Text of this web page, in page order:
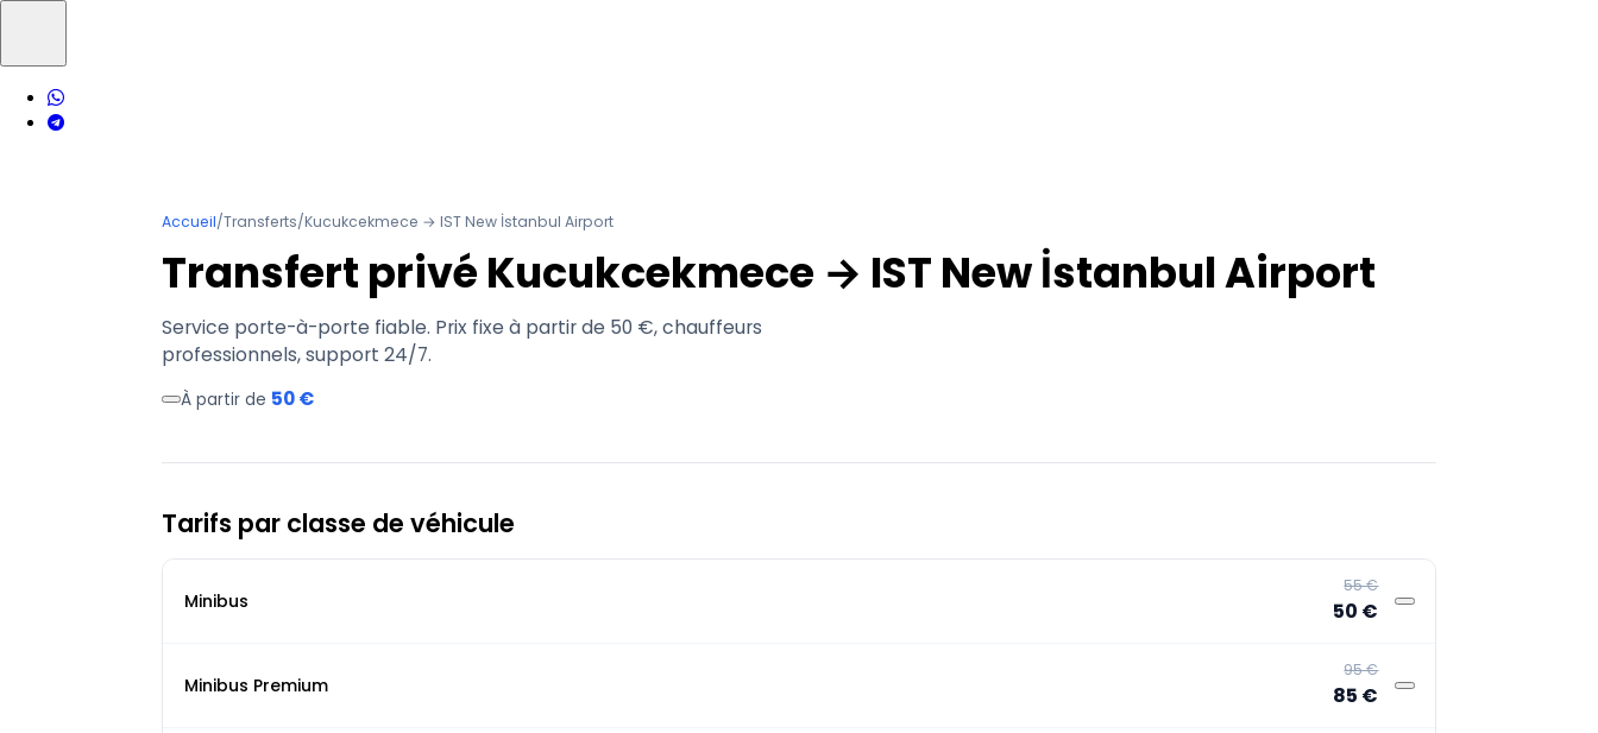
Accueil/Transferts/Kucukcekmece → IST New İstanbul Airport
Transfert privé Kucukcekmece → IST New İstanbul Airport
Service porte-à-porte fiable. Prix fixe à partir de 50 €, chauffeurs
professionnels, support 24/7.
À partir de 50 €
Tarifs par classe de véhicule
Minibus
55 €
50 €
Minibus Premium
95 €
85 €